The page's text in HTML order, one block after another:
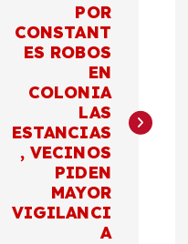
POR
CONSTANT
ES ROBOS
EN
COLONIA
LAS
ESTANCIAS
, VECINOS
PIDEN
MAYOR
VIGILANCI
A